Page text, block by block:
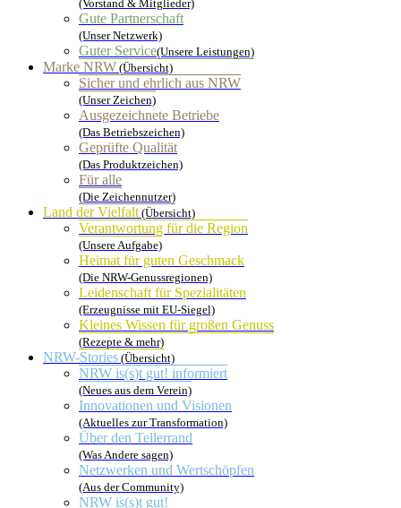
(Vorstand & Mitglieder)
Gute Partnerschaft
(Unser Netzwerk)
Guter Service(Unsere Leistungen)
Marke NRW (Übersicht)
Sicher und ehrlich aus NRW
(Unser Zeichen)
Ausgezeichnete Betriebe
(Das Betriebszeichen)
Geprüfte Qualität
(Das Produktzeichen)
Für alle
(Die Zeichennutzer)
Land der Vielfalt(Übersicht)
Verantwortung für die Region
(Unsere Aufgabe)
Heimat für guten Geschmack
(Die NRW-Genussregionen)
Leidenschaft für Spezialitäten
(Erzeugnisse mit EU-Siegel)
Kleines Wissen für großen Genuss
(Rezepte & mehr)
NRW-Stories (Übersicht)
NRW is(s)t gut! informiert
(Neues aus dem Verein)
Innovationen und Visionen
(Aktuelles zur Transformation)
Über den Tellerrand
(Was Andere sagen)
Netzwerken und Wertschöpfen
(Aus der Community)
NRW is(s)t gut!